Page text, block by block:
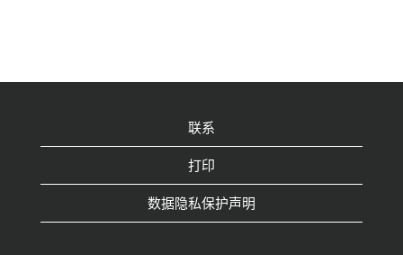
联系
打印
数据隐私保护声明